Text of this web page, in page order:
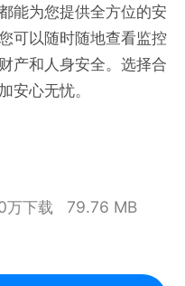
能为您提供全方位的安
可以随时随地查看监控
产和人身安全。选择合
安心无忧。
万下载 79.76 MB